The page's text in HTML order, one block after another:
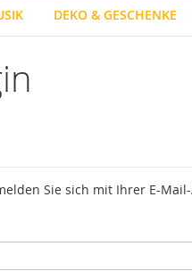
DEKO & GESCHENKE
Sie sich mit Ihrer E-